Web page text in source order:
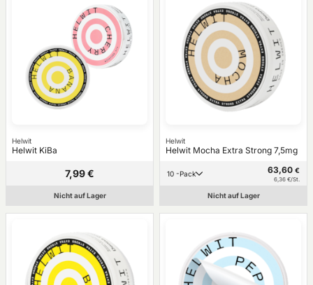
Helwit
Helwit KiBa
7,99 €
Nicht auf Lager
Helwit
Helwit Mocha Extra Strong 7,5mg
10 -Pack 63,60 €
6,36 €/St.
Nicht auf Lager